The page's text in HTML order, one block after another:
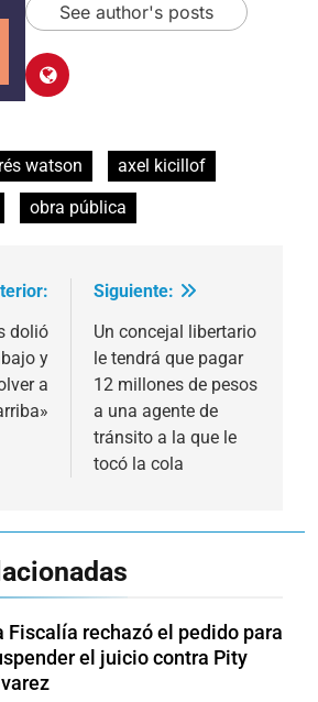
See author's posts
watson
axel kicillof
obra pública
dolió
y
a
Siguiente:
Un concejal libertario
le tendrá que pagar
12 millones de pesos
a una agente de
tránsito a la que le
tocó la cola
Fiscalía rechazó el pedido para
el juicio contra Pity